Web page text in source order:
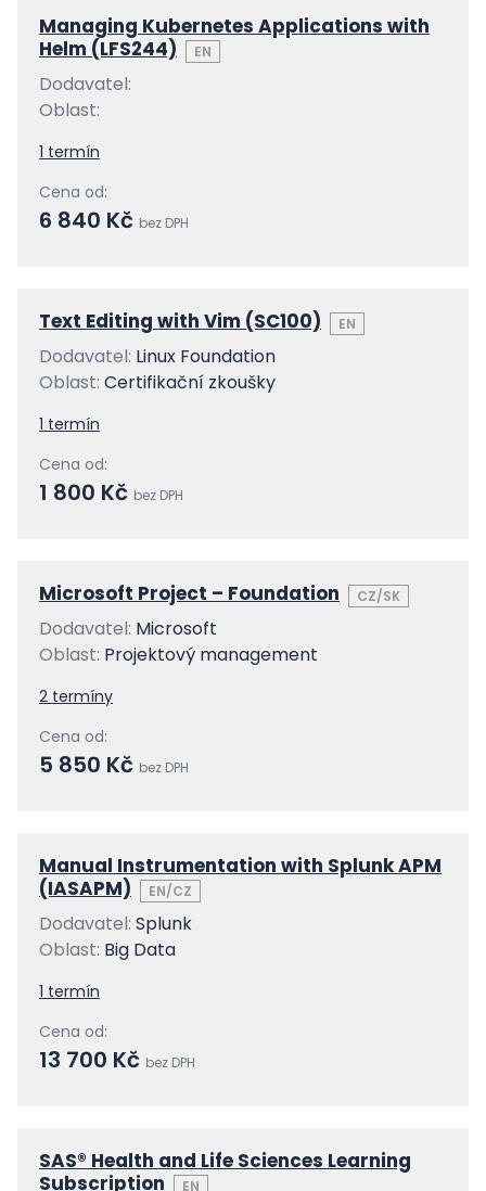
Managing Kubernetes Applications with
Helm (LFS244)
EN
Dodavatel:
Oblast:
1 termín
Cena od:
6 840 Kč bez DPH
Text Editing with Vim (SC100) EN
Dodavatel: Linux Foundation
Oblast: Certifikační zkoušky
1 termín
Cena od:
1 800 Kč bez DPH
Microsoft Project – Foundation CZ/SK
Dodavatel: Microsoft
Oblast: Projektový management
2 termíny
Cena od:
5 850 Kč bez DPH
Manual Instrumentation with Splunk APM
(IASAPM)
EN/CZ
Dodavatel: Splunk
Oblast: Big Data
1 termín
Cena od:
13 700 Kč bez DPH
SAS® Health and Life Sciences Learning
Subscription
EN